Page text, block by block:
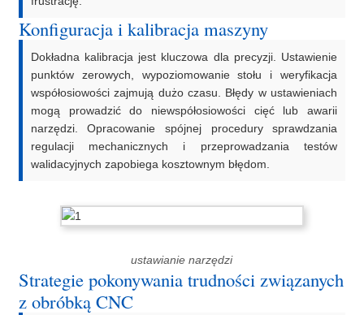
Konfiguracja i kalibracja maszyny
Dokładna kalibracja jest kluczowa dla precyzji. Ustawienie
punktów zerowych, wypoziomowanie stołu i weryfikacja
współosiowości zajmują dużo czasu. Błędy w ustawieniach
mogą prowadzić do niewspółosiowości cięć lub awarii
narzędzi. Opracowanie spójnej procedury sprawdzania
regulacji mechanicznych i przeprowadzania testów
walidacyjnych zapobiega kosztownym błędom.
ustawianie narzędzi
Strategie pokonywania trudności związanych
z obróbką CNC